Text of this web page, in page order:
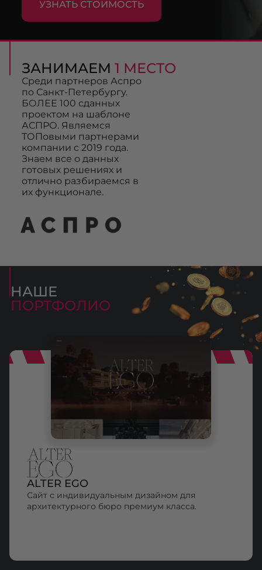
УЗНАТЬ СТОИМОСТЬ
ЗАНИМАЕМ 1 МЕСТО
Среди партнеров Аспро
по Санкт-Петербургу.
БОЛЕЕ 100 сданных
проектом на шаблоне
АСПРО. Являемся
ТОПовыми партнерами
компании с 2019 года.
Знаем все о данных
готовых решениях и
отлично разбираемся в
их функционале.
НАШЕ
ПОРТФОЛИО
ALTER EGO
Сайт с индивидуальным дизайном для
архитектурного бюро премиум класса.